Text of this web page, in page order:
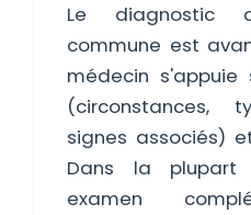
Le diagnostic
commune est
médecin s'appuie
(circonstances,
signes associés)
Dans la plupart
examen